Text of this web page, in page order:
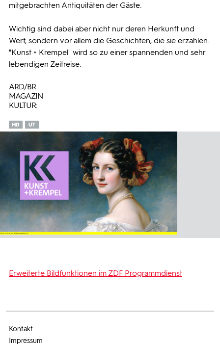
mitgebrachten Antiquitäten der Gäste.
Wichtig sind dabei aber nicht nur deren Herkunft und
Wert, sondern vor allem die Geschichten, die sie erzählen.
"Kunst + Krempel" wird so zu einer spannenden und sehr
lebendigen Zeitreise.
ARD/BR
MAGAZIN
KULTUR:
Erweiterte Bildfunktionen im ZDF Programmdienst
Kontakt
Impressum